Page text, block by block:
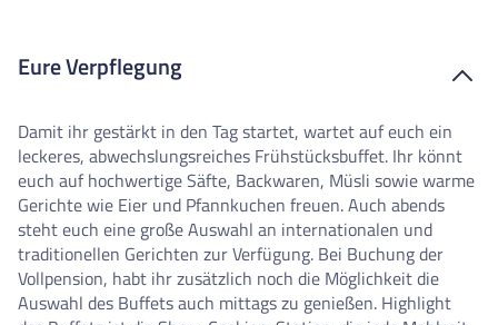
Eure Verpflegung
Damit ihr gestärkt in den Tag startet, wartet auf euch ein
leckeres, abwechslungsreiches Frühstücksbuffet. Ihr könnt
euch auf hochwertige Säfte, Backwaren, Müsli sowie warme
Gerichte wie Eier und Pfannkuchen freuen. Auch abends
steht euch eine große Auswahl an internationalen und
traditionellen Gerichten zur Verfügung. Bei Buchung der
Vollpension, habt ihr zusätzlich noch die Möglichkeit die
Auswahl des Buffets auch mittags zu genießen. Highlight